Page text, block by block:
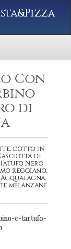
Con
di
cotto in
di
Nero
Reggiano,
melanzane